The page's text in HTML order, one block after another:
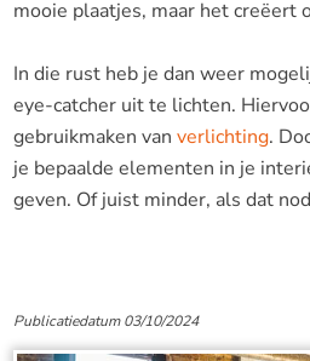
mooie plaatjes, maar het creëert
In die rust heb je dan weer
eye-catcher uit te lichten.
gebruikmaken van verlichting.
je bepaalde elementen in je
geven. Of juist minder, als dat
Publicatiedatum 03/10/2024